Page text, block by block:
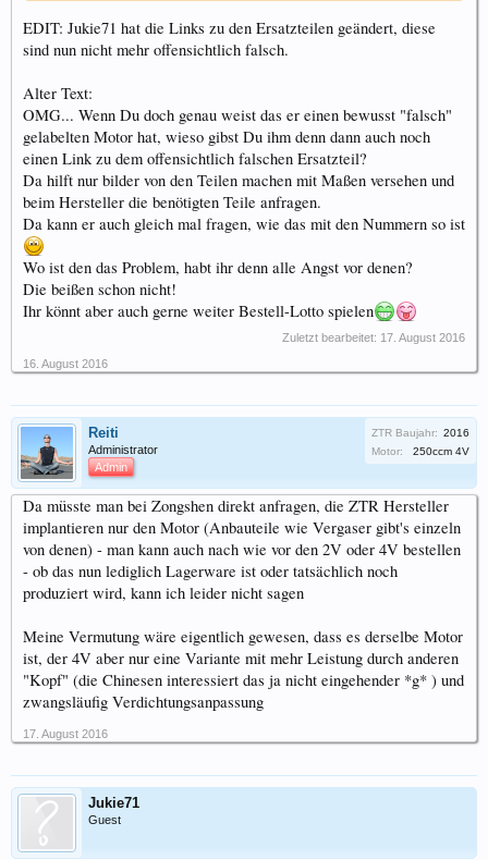
EDIT: Jukie71 hat die Links zu den Ersatzteilen geändert, diese
sind nun nicht mehr offensichtlich falsch.
Alter Text:
OMG... Wenn Du doch genau weist das er einen bewusst "falsch"
gelabelten Motor hat, wieso gibst Du ihm denn dann auch noch
einen Link zu dem offensichtlich falschen Ersatzteil?
Da hilft nur bilder von den Teilen machen mit Maßen versehen und
beim Hersteller die benötigten Teile anfragen.
Da kann er auch gleich mal fragen, wie das mit den Nummern so ist
Wo ist den das Problem, habt ihr denn alle Angst vor denen?
Die beißen schon nicht!
Ihr könnt aber auch gerne weiter Bestell-Lotto spielen
Zuletzt bearbeitet: 17. August 2016
16. August 2016
Reiti
Administrator
Admin
ZTR Baujahr: 2016
Motor:
250ccm 4V
Da müsste man bei Zongshen direkt anfragen, die ZTR Hersteller
implantieren nur den Motor (Anbauteile wie Vergaser gibt's einzeln
von denen) - man kann auch nach wie vor den 2V oder 4V bestellen
- ob das nun lediglich Lagerware ist oder tatsächlich noch
produziert wird, kann ich leider nicht sagen
Meine Vermutung wäre eigentlich gewesen, dass es derselbe Motor
ist, der 4V aber nur eine Variante mit mehr Leistung durch anderen
"Kopf" (die Chinesen interessiert das ja nicht eingehender *g* ) und
zwangsläufig Verdichtungsanpassung
17. August 2016
Jukie71
Guest